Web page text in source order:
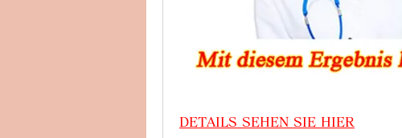
DETAILS SEHEN SIE HIER